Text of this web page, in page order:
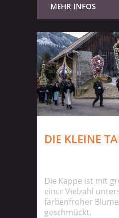
MEHR INFOS
DIE KLEINE
Die Kappe ist mit
einer Vielzahl
farbenfroher
geschmückt.